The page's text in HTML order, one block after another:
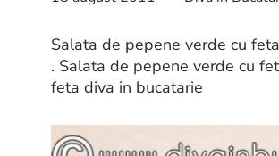
Salata de pepene verde cu feta
. Salata de pepene verde cu
feta diva in bucatarie